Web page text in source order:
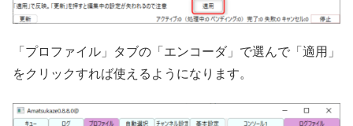
「プロファイル」タブの「エンコーダ」で選んで「適用」
をクリックすれば使えるようになります。